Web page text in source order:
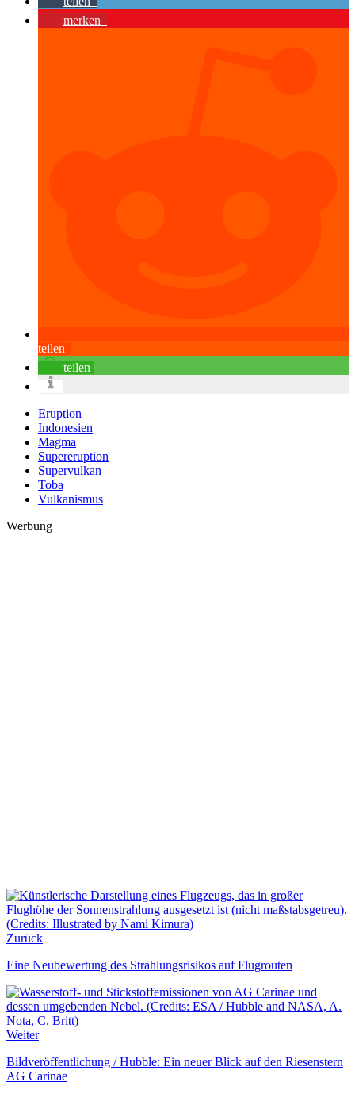
merken
teilen
teilen
Eruption
Indonesien
Magma
Supereruption
Supervulkan
Toba
Vulkanismus
Werbung
Zurück
Eine Neubewertung des Strahlungsrisikos auf Flugrouten
Weiter
Bildveröffentlichung / Hubble: Ein neuer Blick auf den Riesenstern
AG Carinae